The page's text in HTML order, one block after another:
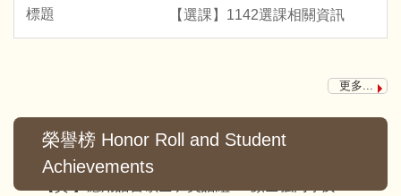
【選課】1142選課相關資訊
更多...
榮譽榜 Honor Roll and Student
Achievements
山口大學交換留學1年